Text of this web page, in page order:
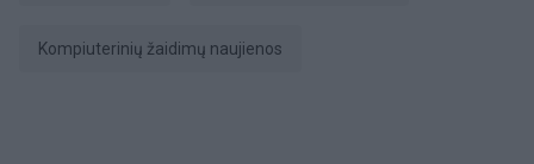
kompiuterinių žaidimų naujienos